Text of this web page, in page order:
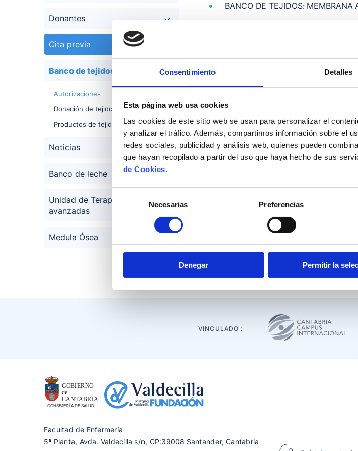
Consentimiento Detalles
Esta página web usa cookies
Las cookies de este sitio web se usan para personalizar el
y analizar el tráfico. Además, compartimos información sobre el
redes sociales, publicidad y análisis web, quienes pueden
que hayan recopilado a partir del uso que haya hecho de sus
de Cookies.
de
consentimiento
Necesarias Preferencias
Denegar Permitir la
Donantes
Cita previa
Banco de tejidos
Autorizaciones
Donación de tejidos y células
Productos de tejidos
Noticias
Banco de leche
Unidad de Terapias
avanzadas
Medula Ósea
BANCO DE TEJIDOS: MEMBRANA
BANCO DE TEJIDOS: OJOS
VINCULADO :
Facultad de Enfermería
5ª Planta, Avda. Valdecilla s/n, CP:39008 Santander, Cantabria